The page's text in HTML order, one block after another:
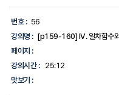
번호 : 56
강의명 : [p159-160] IV. 일차함수와
페이지 :
강의시간 :
25:12
맛보기 :